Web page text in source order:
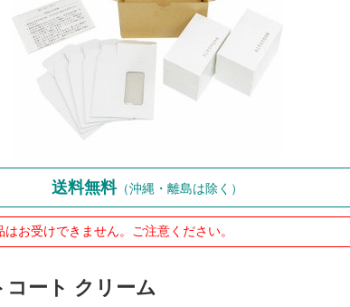
送料無料（沖縄・離島は除く）
お受けできません。ご注意ください。
コート クリーム